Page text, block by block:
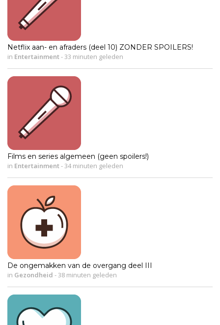
Netflix aan- en afraders (deel 10) ZONDER SPOILERS!
in Entertainment- 33 minuten geleden
Films en series algemeen (geen spoilers!)
in Entertainment- 34 minuten geleden
De ongemakken van de overgang deel III
in Gezondheid - 38 minuten geleden